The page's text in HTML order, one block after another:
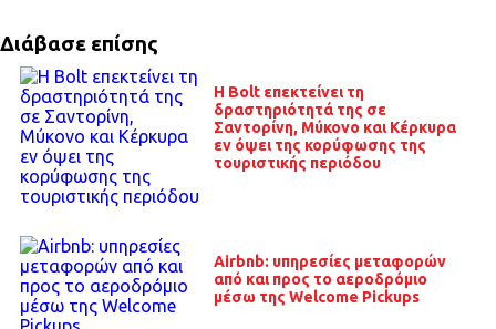
Διάβασε επίσης
Η Bolt επεκτείνει τη
δραστηριότητά της σε
Σαντορίνη, Μύκονο και Κέρκυρα
εν όψει της κορύφωσης της
τουριστικής περιόδου
Airbnb: υπηρεσίες μεταφορών
από και προς το αεροδρόμιο
μέσω της Welcome Pickups